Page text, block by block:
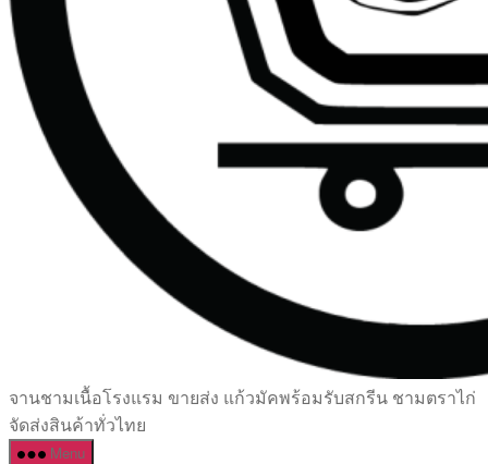
เซรามิค
ครบ
ครัน
จานชามเนื้อโรงแรม ขายส่ง แก้วมัคพร้อมรับสกรีน ชามตราไก่
จัดส่งสินค้าทั่วไทย
Menu